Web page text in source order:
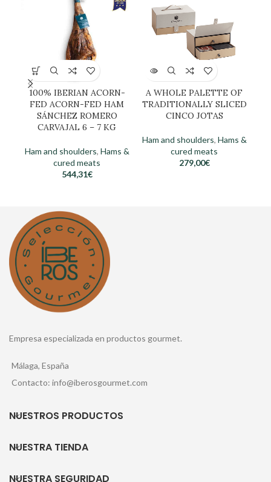
100% IBERIAN ACORN-
FED ACORN-FED HAM
SÁNCHEZ ROMERO
CARVAJAL 6 – 7 KG
Ham and shoulders, Hams &
cured meats
544,31€
A WHOLE PALETTE OF
TRADITIONALLY SLICED
CINCO JOTAS
Ham and shoulders, Hams &
cured meats
279,00€
Empresa especializada en productos gourmet.
Málaga, España
Contacto: info@iberosgourmet.com
NUESTROS PRODUCTOS
NUESTRA TIENDA
NUESTRA SEGURIDAD